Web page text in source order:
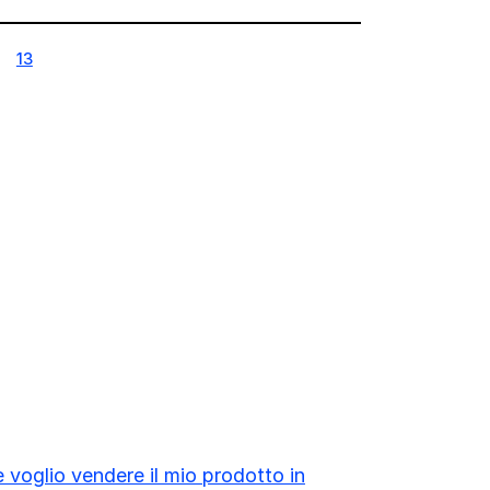
13
13
voglio vendere il mio prodotto in